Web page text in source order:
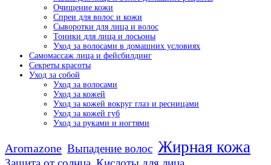
Очищение кожи
Спреи для волос и кожи
Сыворотки для лица и волос
Тоники для лица и лосьоны
Уход за волосами в домашних условиях
Самомассаж лица и фейсбилдинг
Секреты красоты
Уход за собой
Уход за волосами
Уход за кожей
Уход за кожей вокруг глаз и ресницами
Уход за кожей губ
Уход за руками и ногтями
Aromazone Выпадение волос Жирная кожа